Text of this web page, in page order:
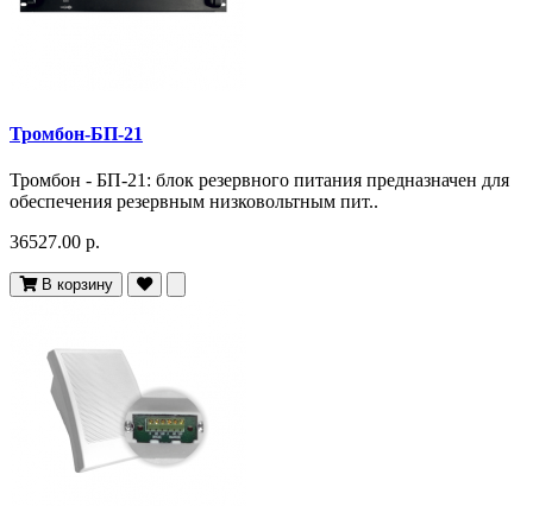
Тромбон-БП-21
Тромбон - БП-21: блок резервного питания предназначен для
обеспечения резервным низковольтным пит..
36527.00 р.
В корзину